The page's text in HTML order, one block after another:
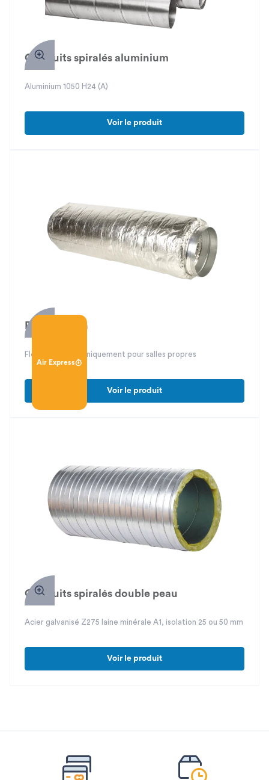
Conduits spiralés aluminium
Aluminium 1050 H24 (A)
Voir le produit
Air Express
Phoni-Clean
Flexible isolé phoniquement pour salles propres
Voir le produit
Conduits spiralés double peau
Acier galvanisé Z275 laine minérale A1, isolation 25 ou 50 mm
Voir le produit